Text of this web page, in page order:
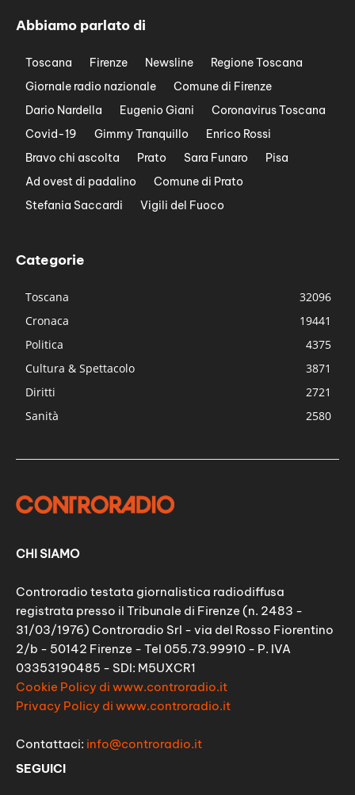
Abbiamo parlato di
Toscana Firenze Newsline
Regione Toscana
Giornale radio nazionale
Comune di Firenze
Dario Nardella
Eugenio Giani
Coronavirus Toscana
Covid-19
Gimmy Tranquillo
Enrico Rossi
Bravo chi ascolta
Prato Sara Funaro
Pisa
Ad ovest di padalino
Comune di Prato
Stefania Saccardi
Vigili del Fuoco
Categorie
Toscana
32096
Cronaca
19441
Politica
4375
Cultura & Spettacolo
3871
Diritti
2721
Sanità
2580
CHI SIAMO
Controradio testata giornalistica radiodiffusa
registrata presso il Tribunale di Firenze (n. 2483 -
31/03/1976) Controradio Srl - via del Rosso Fiorentino
2/b - 50142 Firenze - Tel 055.73.99910 - P. IVA
03353190485 - SDI: M5UXCR1
Cookie Policy di www.controradio.it
Privacy Policy di www.controradio.it
Contattaci: info@controradio.it
SEGUICI